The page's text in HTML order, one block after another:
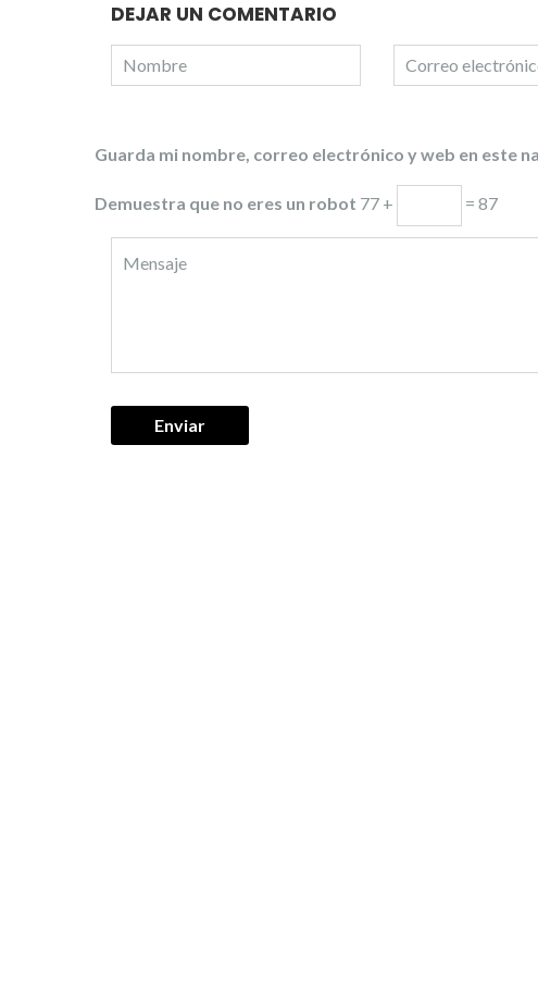
DEJAR UN COMENTARIO
Guarda mi nombre, correo electrónico y web en este
Demuestra que no eres un robot 77 + = 87